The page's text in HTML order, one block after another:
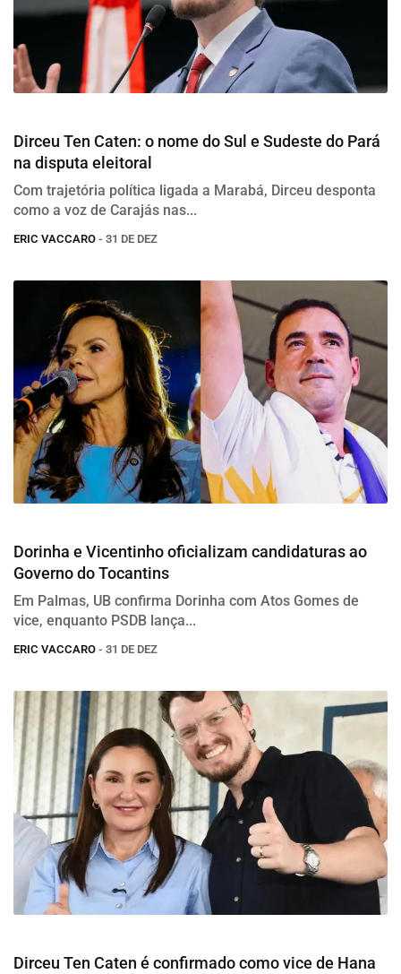
Dirceu Ten Caten: o nome do Sul e Sudeste do Pará
na disputa eleitoral
Com trajetória política ligada a Marabá, Dirceu desponta
como a voz de Carajás nas...
ERIC VACCARO - 31 DE DEZ
Dorinha e Vicentinho oficializam candidaturas ao
Governo do Tocantins
Em Palmas, UB confirma Dorinha com Atos Gomes de
vice, enquanto PSDB lança...
ERIC VACCARO - 31 DE DEZ
Dirceu Ten Caten é confirmado como vice de Hana